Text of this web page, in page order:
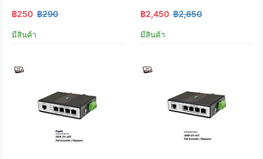
฿250 ฿290
มีสินค้า
฿2,450 ฿2,650
มีสินค้า